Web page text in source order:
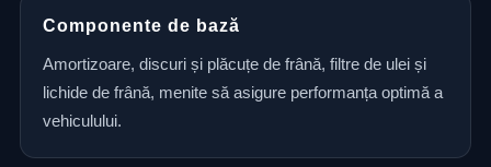
Componente de bază
Amortizoare, discuri și plăcuțe de frână, filtre de ulei și
lichide de frână, menite să asigure performanța optimă a
vehiculului.